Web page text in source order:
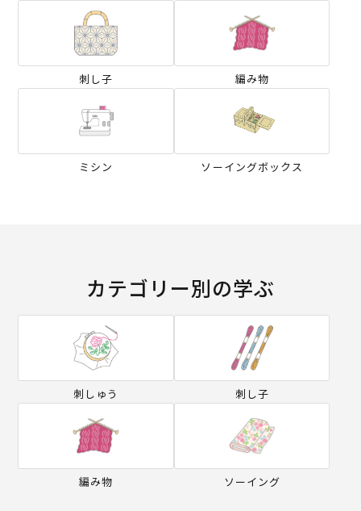
刺し子 編み物
ミシン ソーイングボックス
カテゴリー別の学ぶ
刺しゅう 刺し子
編み物 ソーイング